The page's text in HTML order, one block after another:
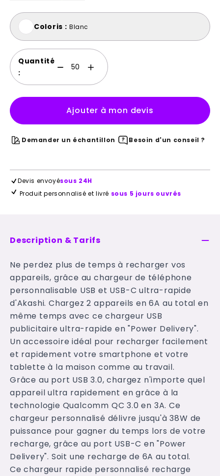
Coloris : Blanc
Quantité
:
Ajouter à mon devis
Demander un échantillon Besoin d'un conseil ?
Devis envoyésous 24H
Produit personnalisé et livré sous 5 jours ouvrés
Description & Tarifs
Ne perdez plus de temps à recharger vos
appareils, grâce au chargeur de téléphone
personnalisable USB et USB-C ultra-rapide
d'Akashi. Chargez 2 appareils en 6A au total en
même temps avec ce chargeur USB
publicitaire ultra-rapide en "Power Delivery".
Un accessoire idéal pour recharger facilement
et rapidement votre smartphone et votre
tablette à la maison comme au travail.
Grâce au port USB 3.0, chargez n'importe quel
appareil ultra rapidement en grâce à la
technologie Qualcomm QC 3.0 en 3A. Ce
chargeur personnalisé délivre jusqu'à 38W de
puissance pour gagner du temps lors de votre
recharge, grâce au port USB-C en "Power
Delivery". Soit une recharge de 6A au total.
Ce chargeur rapide personnalisé recharge